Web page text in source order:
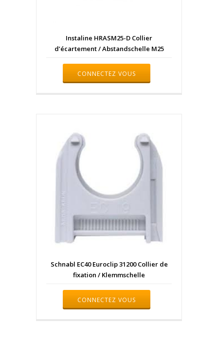
Instaline HRASM25-D Collier
d’écartement / Abstandschelle M25
CONNECTEZ VOUS
Schnabl EC40 Euroclip 31200 Collier de
fixation / Klemmschelle
CONNECTEZ VOUS